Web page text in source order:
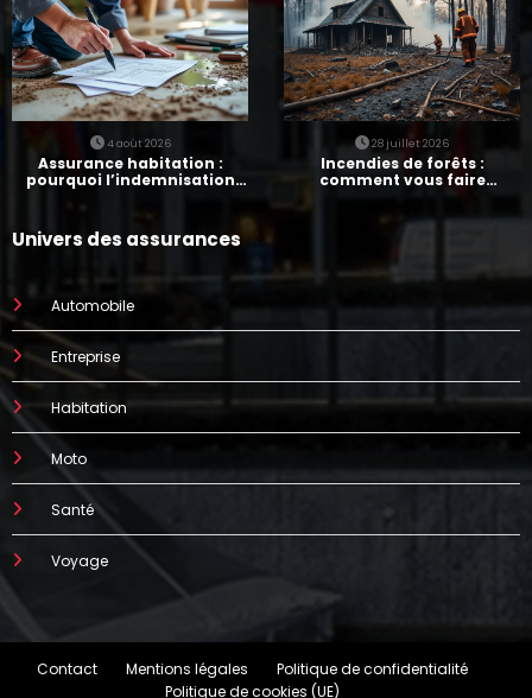
4 août 2026
Assurance habitation :
pourquoi l’indemnisation
28 juillet 2026
Incendies de forêts :
comment vous faire
indemniser par votre
assurance
Univers des assurances
Automobile
Entreprise
Habitation
Moto
Santé
Voyage
Contact Mentions légales
Politique de confidentialité
Politique de cookies (UE)